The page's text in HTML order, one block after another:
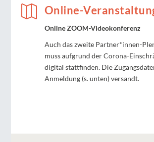
 Online-
Online ZOOM-Videokonferenz
Auch das zweite Partner*innen-
muss aufgrund der Corona-
digital stattfinden. Die
Anmeldung (s. unten) versandt.